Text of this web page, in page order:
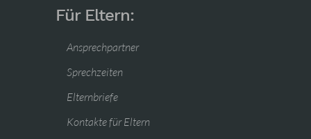
Für Eltern:
Ansprechpartner
Sprechzeiten
Elternbriefe
Kontakte für Eltern